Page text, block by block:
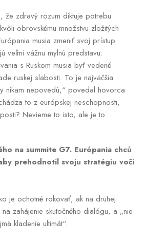
že zdravý rozum diktuje potrebu
obrovskému množstvu zložitých
musia zmeniť svoj prístup
veľmi vážnu mylnú predstavu:
s Ruskom musia byť vedené
ruskej slabosti. To je najväčšia
nikam nepovedú,“ povedal hovorca
to z európskej neschopnosti,
Nevieme to isto, ale je to
na summite G7. Európania chcú
prehodnotil svoju stratégiu voči
je ochotné rokovať, ak na druhej
zahájenie skutočného dialógu, a „nie
kladenie ultimát“.